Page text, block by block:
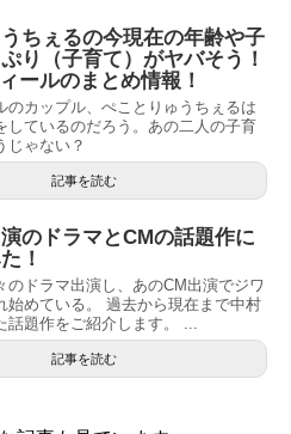
ちぇるの今現在の年齢や子
り（子育て）がヤバそう！
ールのまとめ情報！
のカップル、ぺことりゅうちぇるは
しているのだろう。あの二人の子育
じゃない？
記事を読む
のドラマとCMの話題作に
！
のドラマ出演し、あのCM出演でジワ
始めている。 過去から現在まで中村
話題作をご紹介します。 ...
記事を読む